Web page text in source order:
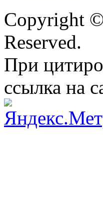
Copyright
Reserved.
При
ссылка на